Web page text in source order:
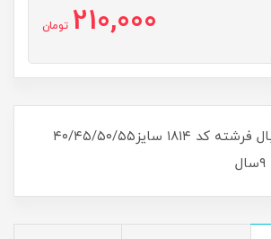
210,000 تومان
سویشرت شلوار بال فرشته کد ۱۸۱۴ سایز۴۰/۴۵/۵۰/۵۵